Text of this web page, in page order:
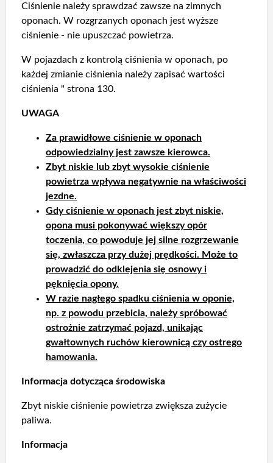
Ciśnienie należy sprawdzać zawsze na zimnych
oponach. W rozgrzanych oponach jest wyższe
ciśnienie - nie upuszczać powietrza.
W pojazdach z kontrolą ciśnienia w oponach, po
każdej zmianie ciśnienia należy zapisać wartości
ciśnienia " strona 130.
UWAGA
Za prawidłowe ciśnienie w oponach
odpowiedzialny jest zawsze kierowca.
Zbyt niskie lub zbyt wysokie ciśnienie
powietrza wpływa negatywnie na właściwości
jezdne.
Gdy ciśnienie w oponach jest zbyt niskie,
opona musi pokonywać większy opór
toczenia, co powoduje jej silne rozgrzewanie
się, zwłaszcza przy dużej prędkości. Może to
prowadzić do odklejenia się osnowy i
pęknięcia opony.
W razie nagłego spadku ciśnienia w oponie,
np. z powodu przebicia, należy spróbować
ostrożnie zatrzymać pojazd, unikając
gwałtownych ruchów kierownicą czy ostrego
hamowania.
Informacja dotycząca środowiska
Zbyt niskie ciśnienie powietrza zwiększa zużycie
paliwa.
Informacja